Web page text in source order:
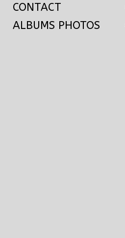
CONTACT
ALBUMS PHOTOS